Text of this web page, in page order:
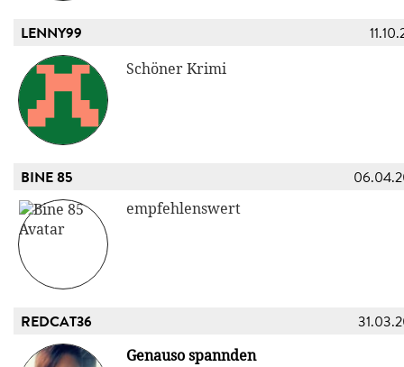
LENNY99
Schöner Krimi
BINE 85
empfehlenswert
REDCAT36
Genauso spannden